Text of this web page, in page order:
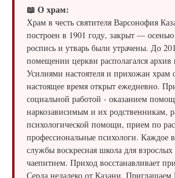
📖 О храм:
Храм в честь святителя Варсонофия
построен в 1901 году, закрыт —
роспись и утварь были утрачены. До
помещении церкви располагался
Усилиями настоятеля и прихожан храм
настоящее время открыт ежедневно.
социальной работой - оказанием
наркозависимым и их родственникам,
психологической помощи, прием по
профессиональные психологи. Каждое
службы воскресная школа для взрослых
чаепитием. Приход восстанавливает
Серда недалеко от Казани. Приглашаем